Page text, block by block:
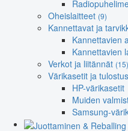
Oheislaitteet (9)
Kannettavat ja
Kannettavien
Kannettavien
Verkot ja liitännät (15)
Värikasetit ja tulostus
HP-värikasetit
Muiden
Samsung-